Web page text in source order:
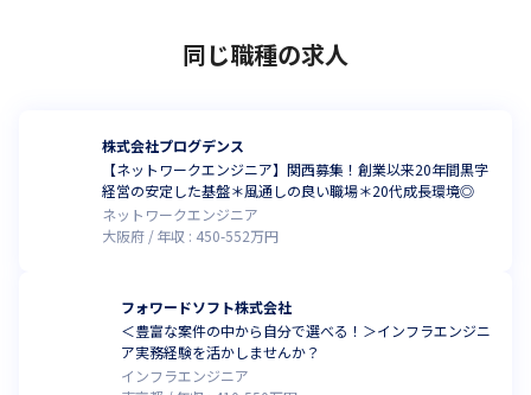
同じ職種の求人
株式会社プログデンス
【ネットワークエンジニア】関西募集！創業以来20年間黒字
経営の安定した基盤＊風通しの良い職場＊20代成長環境◎
ネットワークエンジニア
大阪府
年収 : 450-552万円
フォワードソフト株式会社
＜豊富な案件の中から自分で選べる！＞インフラエンジニ
ア実務経験を活かしませんか？
インフラエンジニア